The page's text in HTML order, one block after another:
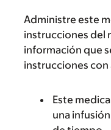
Administre este
instrucciones del
información que
instrucciones
Este
una